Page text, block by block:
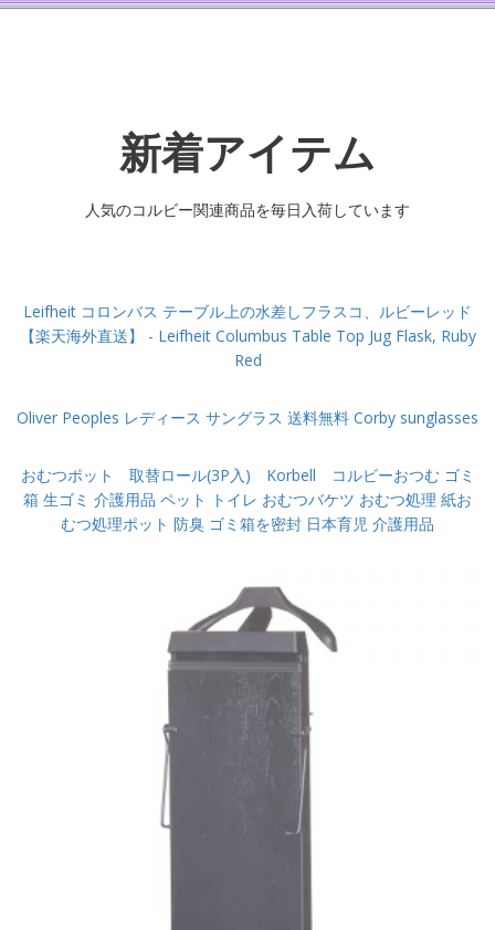
新着アイテム
人気のコルビー関連商品を毎日入荷しています
Leifheit コロンバス テーブル上の水差しフラスコ、ルビーレッド
【楽天海外直送】 - Leifheit Columbus Table Top Jug Flask, Ruby
Red
Oliver Peoples レディース サングラス 送料無料 Corby sunglasses
おむつポット 取替ロール(3P入) Korbell コルビーおつむ ゴミ
箱 生ゴミ 介護用品 ペット トイレ おむつバケツ おむつ処理 紙お
むつ処理ポット 防臭 ゴミ箱を密封 日本育児 介護用品